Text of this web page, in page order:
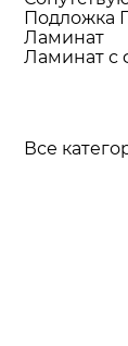
Подложка
Ламинат
Ламинат с
Все